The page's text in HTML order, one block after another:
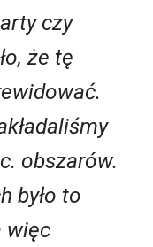
czy
że tę
obszarów.
było to
więc